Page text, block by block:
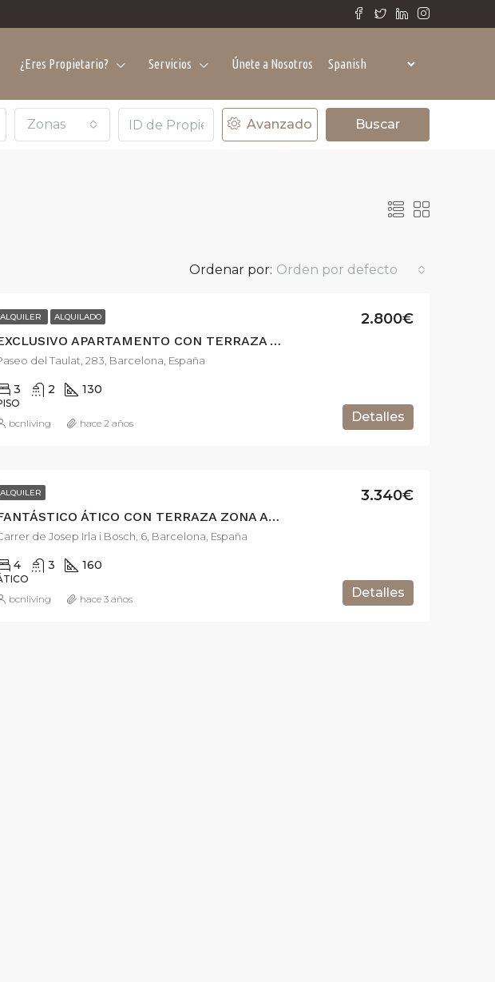
¿Eres Propietario? Servicios Únete a Nosotros
Zonas Avanzado Buscar
Ordenar por: Orden por defecto
ALQUILER ALQUILADO
EXCLUSIVO APARTAMENTO CON TERRAZA Y PISCINA
2.800€
del Taulat, 283, Barcelona, España
3 2 130
Detalles
bcnliving hace 2 años
ALQUILER
FANTÁSTICO ÁTICO CON TERRAZA ZONA ALTA DE BARCELONA
3.340€
de Josep Irla i Bosch, 6, Barcelona, España
4 3 160
Detalles
bcnliving hace 3 años
ALQUILER DESTACADO